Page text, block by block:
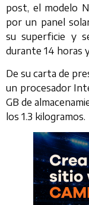
post, el modelo
por un panel
su superficie y
durante 14 horas
De su carta de
un procesador
GB de
los 1.3 kilogramos.